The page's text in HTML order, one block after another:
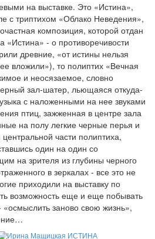
на выставке. Это «Истина»,
с триптихом «Облако Неведения»,
композиция, которой отдан
«Истина» - о противоречивости
древние, «от истины нельзя
вложили»), то полиптих «Вечная
и неосязаемое, словно
зал-шатер, льющаяся откуда-
с наложенными на нее звуками
птиц, зажженная в центре зала
на полу легкие черные перья и
части полиптиха,
один на один со
на зрителя из глубины черного
в зеркалах - все это не
приходили на выставку по
возможность еще и еще побывать
заново свою жизнь»,